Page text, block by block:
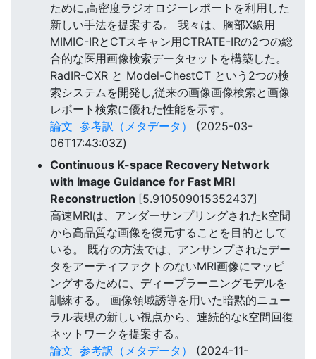
ために,高密度ラジオロジーレポートを利用した
新しい手法を提案する。 我々は、胸部X線用
MIMIC-IRとCTスキャン用CTRATE-IRの2つの総
合的な医用画像検索データセットを構築した。
RadIR-CXR と Model-ChestCT という2つの検
索システムを開発し,従来の画像画像検索と画像
レポート検索に優れた性能を示す。
論文 参考訳（メタデータ）
(2025-03-
06T17:43:03Z)
Continuous K-space Recovery Network
with Image Guidance for Fast MRI
Reconstruction [5.910509015352437]
高速MRIは、アンダーサンプリングされたk空間
から高品質な画像を復元することを目的として
いる。 既存の方法では、アンサンプされたデー
タをアーティファクトのないMRI画像にマッピ
ングするために、ディープラーニングモデルを
訓練する。 画像領域誘導を用いた暗黙的ニュー
ラル表現の新しい視点から、連続的なk空間回復
ネットワークを提案する。
論文 参考訳（メタデータ）
(2024-11-